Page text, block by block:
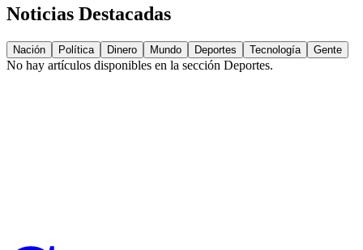
Noticias Destacadas
Nación Política Dinero Mundo Deportes Tecnología Gente
No hay artículos disponibles en la sección Deportes.